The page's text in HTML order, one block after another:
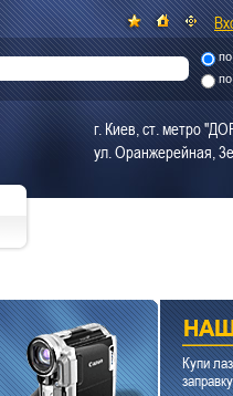
Купи
по
г. Киев, ст. метро
ул. Оранжерейная,